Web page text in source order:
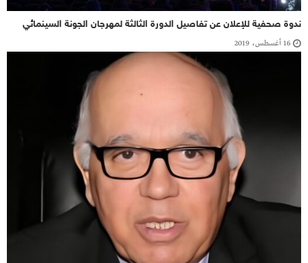
ندوة صحفية للإعلان عن تفاصيل الدورة الثالثة لمهرجان الجونة السينمائي
16 أغسطس، 2019